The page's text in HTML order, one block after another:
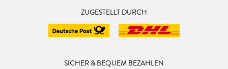
ZUGESTELLT DURCH
SICHER & BEQUEM BEZAHLEN